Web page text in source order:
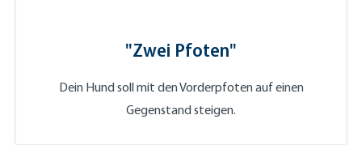
"Zwei Pfoten"
Dein Hund soll mit den Vorderpfoten auf einen
Gegenstand steigen.